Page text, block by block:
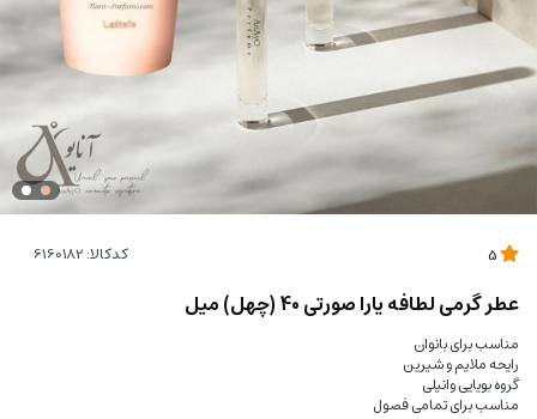
کدکالا:
عطر گرمی لطافه یارا صورتی 40 (چهل) میل
مناسب برای بانوان
رایحه ملایم و شیرین
گروه بویایی وانیلی
مناسب برای تمامی فصول